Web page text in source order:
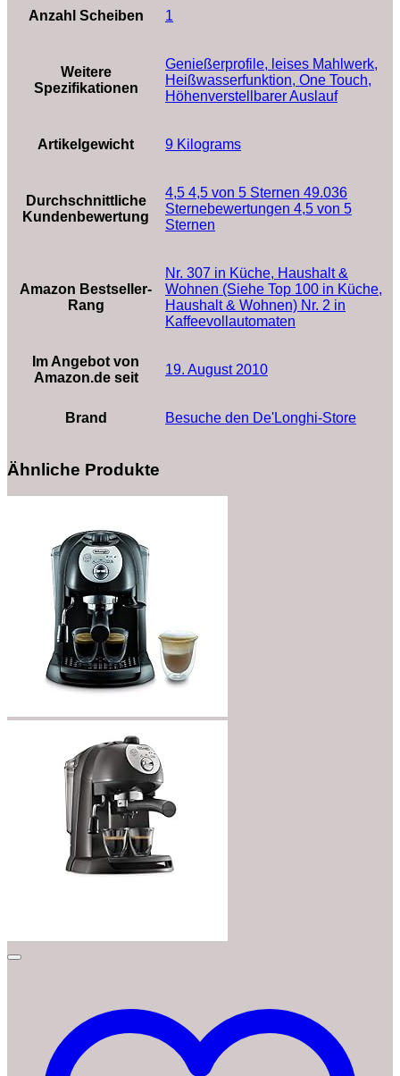
Anzahl Scheiben ‎1
Weitere
Spezifikationen
‎Genießerprofile, leises Mahlwerk,
Heißwasserfunktion, One Touch,
Höhenverstellbarer Auslauf
Artikelgewicht ‎9 Kilograms
Durchschnittliche
Kundenbewertung
4,5 4,5 von 5 Sternen 49.036
Sternebewertungen 4,5 von 5
Sternen
Amazon Bestseller-
Rang
Nr. 307 in Küche, Haushalt &
Wohnen (Siehe Top 100 in Küche,
Haushalt & Wohnen) Nr. 2 in
Kaffeevollautomaten
Im Angebot von
Amazon.de seit
19. August 2010
Brand Besuche den De'Longhi-Store
Ähnliche Produkte